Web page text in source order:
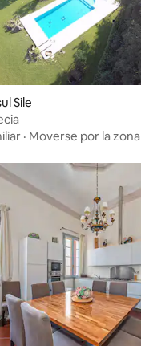
Sile
· Moverse por la zona